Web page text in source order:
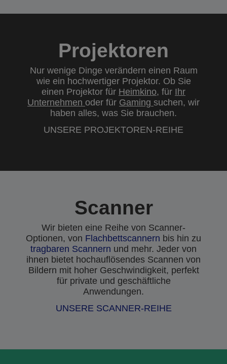
Projektoren
Nur wenige Dinge verändern einen Raum
wie ein hochwertiger Projektor. Ob Sie
einen Projektor für Heimkino, für Ihr
Unternehmen oder für Gaming suchen, wir
haben alles, was Sie brauchen.
UNSERE PROJEKTOREN-REIHE
Scanner
Wir bieten eine Reihe von Scanner-
Optionen, von Flachbettscannern bis hin zu
tragbaren Scannern und mehr. Jeder von
ihnen bietet hochauflösendes Scannen von
Bildern mit hoher Geschwindigkeit, perfekt
für private und geschäftliche
Anwendungen.
UNSERE SCANNER-REIHE